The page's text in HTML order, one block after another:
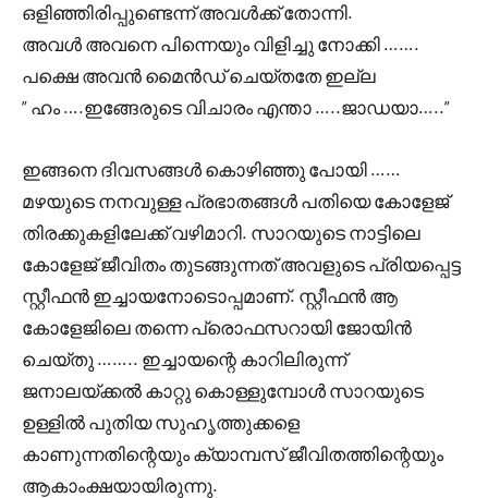
ഒളിഞ്ഞിരിപ്പുണ്ടെന്ന് അവൾക്ക് തോന്നി.
അവൾ അവനെ പിന്നെയും വിളിച്ചു നോക്കി …….
പക്ഷെ അവൻ മൈൻഡ് ചെയ്തതേ ഇല്ല
” ഹം ….ഇങ്ങേരുടെ വിചാരം എന്താ …..ജാഡയാ…..”
ഇങ്ങനെ ദിവസങ്ങൾ കൊഴിഞ്ഞു പോയി ……
മഴയുടെ നനവുള്ള പ്രഭാതങ്ങൾ പതിയെ കോളേജ്
തിരക്കുകളിലേക്ക് വഴിമാറി. സാറയുടെ നാട്ടിലെ
കോളേജ് ജീവിതം തുടങ്ങുന്നത് അവളുടെ പ്രിയപ്പെട്ട
സ്റ്റീഫൻ ഇച്ചായനോടൊപ്പമാണ്. സ്റ്റീഫൻ ആ
കോളേജിലെ തന്നെ പ്രൊഫസറായി ജോയിൻ
ചെയ്തു …….. ഇച്ചായന്റെ കാറിലിരുന്ന്
ജനാലയ്ക്കൽ കാറ്റു കൊള്ളുമ്പോൾ സാറയുടെ
ഉള്ളിൽ പുതിയ സുഹൃത്തുക്കളെ
കാണുന്നതിന്റെയും ക്യാമ്പസ് ജീവിതത്തിന്റെയും
ആകാംക്ഷയായിരുന്നു.